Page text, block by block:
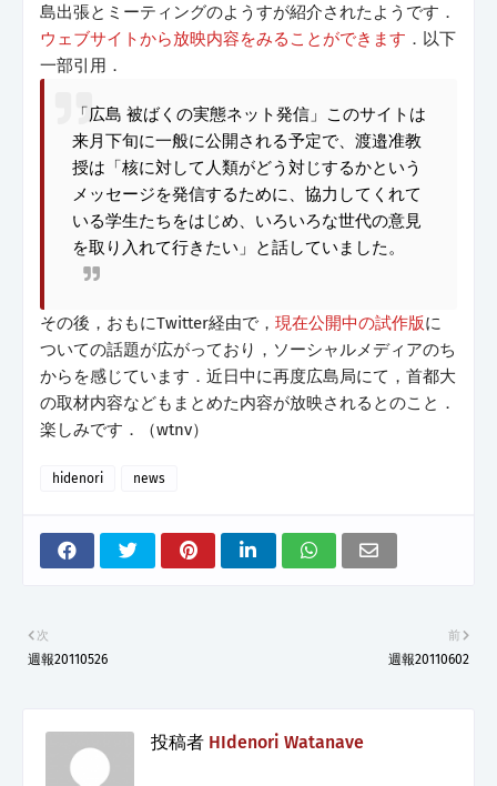
島出張とミーティングのようすが紹介されたようです．
ウェブサイトから放映内容をみることができます ．以下
一部引用．
「広島 被ばくの実態ネット発信」このサイトは
来月下旬に一般に公開される予定で、渡邉准教
授は「核に対して人類がどう対じするかという
メッセージを発信するために、協力してくれて
いる学生たちをはじめ、いろいろな世代の意見
を取り入れて行きたい」と話していました。
その後，おもにTwitter経由で， 現在公開中の試作版に
ついての話題が広がっており，ソーシャルメディアのち
からを感じています．近日中に再度広島局にて，首都大
の取材内容などもまとめた内容が放映されるとのこと．
楽しみです．（wtnv）
hidenori news
前
週報20110602
次
週報20110526
投稿者 HIdenori Watanave